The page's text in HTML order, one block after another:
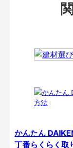
かんたん
丁番らくらく取